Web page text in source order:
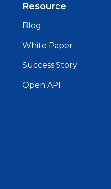
Resource
Blog
White Paper
Success Story
Open API